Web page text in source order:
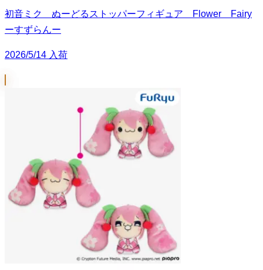
初音ミク ぬーどるストッパーフィギュア Flower Fairy
ーすずらんー
2026/5/14 入荷